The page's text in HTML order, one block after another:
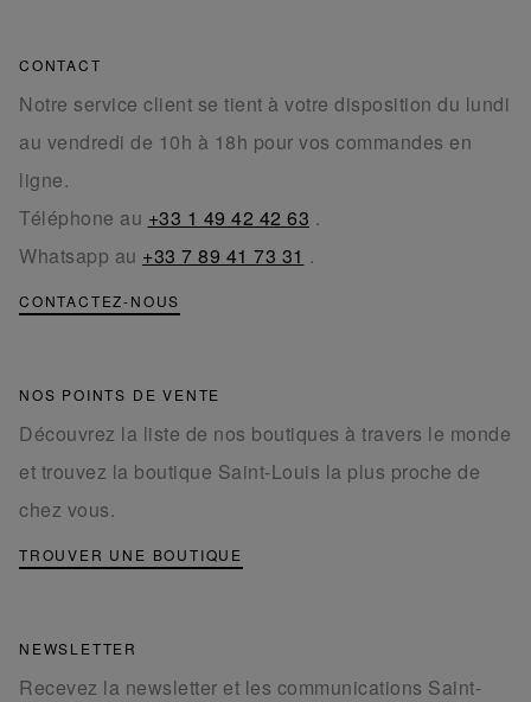
CONTACT
Notre service client se tient à votre disposition du lundi
au vendredi de 10h à 18h pour vos commandes en
ligne.
Téléphone au +33 1 49 42 42 63 .
Whatsapp au +33 7 89 41 73 31 .
CONTACTEZ-NOUS
NOS POINTS DE VENTE
Découvrez la liste de nos boutiques à travers le monde
et trouvez la boutique Saint-Louis la plus proche de
chez vous.
TROUVER UNE BOUTIQUE
NEWSLETTER
Recevez la newsletter et les communications Saint-